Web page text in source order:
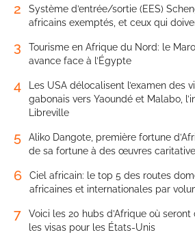
2
Système d’entrée/sortie (EES)
africains exemptés, et ceux qui
3
Tourisme en Afrique du Nord: le
avance face à l’Égypte
4
Les USA délocalisent l’examen des
gabonais vers Yaoundé et Malabo,
Libreville
5
Aliko Dangote, première fortune
de sa fortune à des œuvres
6
Ciel africain: le top 5 des routes
africaines et internationales par
7
Voici les 20 hubs d’Afrique où
les visas pour les États-Unis